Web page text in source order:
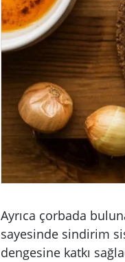
Ayrıca çorbada
sayesinde sindirim
dengesine katkı